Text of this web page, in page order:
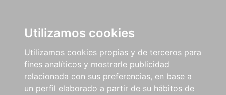
Utilizamos cookies
Utilizamos cookies propias y de terceros para
fines analíticos y mostrarle publicidad
relacionada con sus preferencias, en base a
un perfil elaborado a partir de su hábitos de